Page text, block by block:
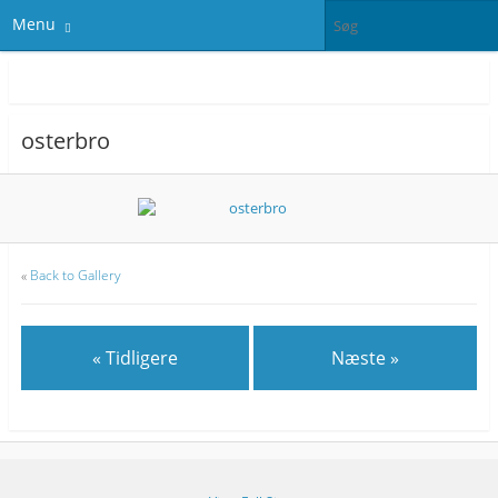
Menu
osterbro
« Back to Gallery
« Tidligere Næste »